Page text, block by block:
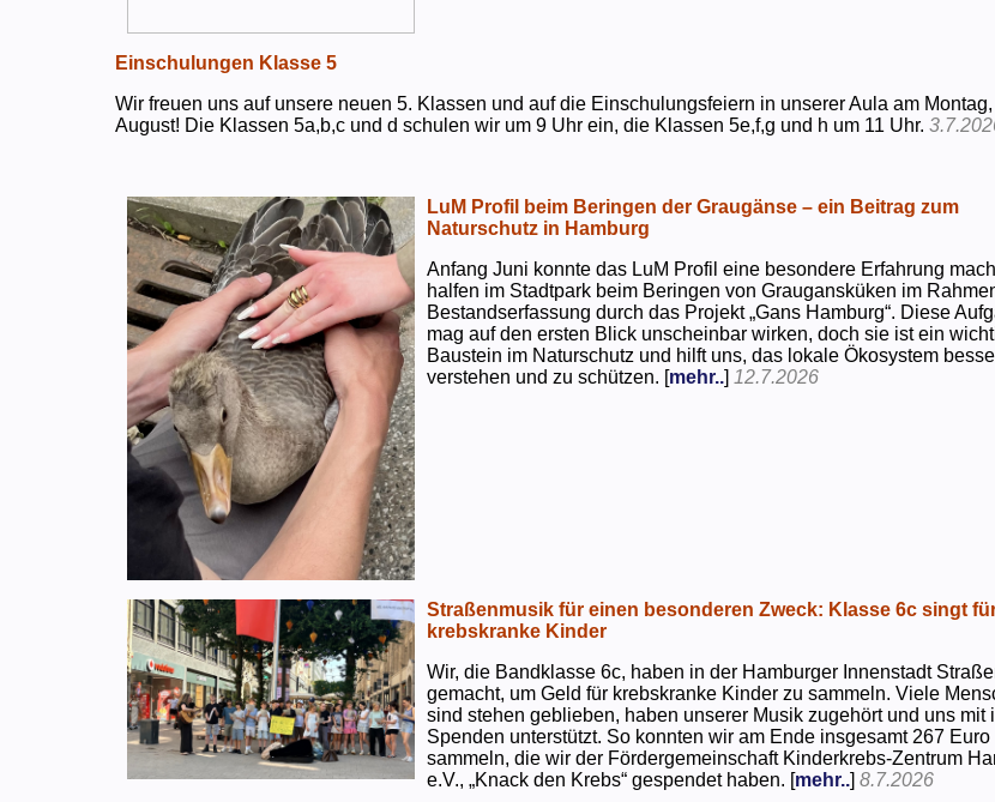
Einschulungen Klasse 5
Wir freuen uns auf unsere neuen 5. Klassen und auf die Einschulungsfeiern in unserer Aula am Montag,
August! Die Klassen 5a,b,c und d schulen wir um 9 Uhr ein, die Klassen 5e,f,g und h um 11 Uhr.
LuM Profil beim Beringen der Graugänse – ein Beitrag zum
Naturschutz in Hamburg
Anfang Juni konnte das LuM Profil eine besondere Erfahrung
halfen im Stadtpark beim Beringen von Graugansküken im
Bestandserfassung durch das Projekt „Gans Hamburg“. Diese
mag auf den ersten Blick unscheinbar wirken, doch sie ist ein
Baustein im Naturschutz und hilft uns, das lokale Ökosystem
verstehen und zu schützen. [mehr..] 12.7.2026
Straßenmusik für einen besonderen Zweck: Klasse 6c singt
krebskranke Kinder
Wir, die Bandklasse 6c, haben in der Hamburger Innenstadt
gemacht, um Geld für krebskranke Kinder zu sammeln. Viele
sind stehen geblieben, haben unserer Musik zugehört und uns mit
Spenden unterstützt. So konnten wir am Ende insgesamt 267 Euro
sammeln, die wir der Fördergemeinschaft Kinderkrebs-Zentrum
e.V., „Knack den Krebs“ gespendet haben. [mehr..]8.7.2026